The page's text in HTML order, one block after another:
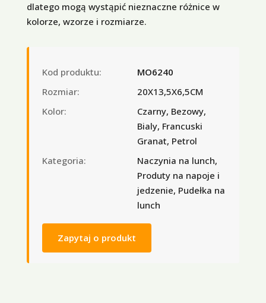
dlatego mogą wystąpić nieznaczne różnice w
kolorze, wzorze i rozmiarze.
Kod produktu:
MO6240
Rozmiar:
20X13,5X6,5CM
Kolor:
Czarny, Bezowy,
Bialy, Francuski
Granat, Petrol
Kategoria:
Naczynia na lunch,
Produty na napoje i
jedzenie, Pudełka na
lunch
Zapytaj o produkt